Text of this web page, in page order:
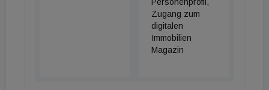
Zugang zum
digitalen
Immobilien
Magazin